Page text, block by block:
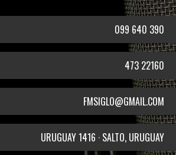
099 640 390
473 22160
FMSIGLO@GMAIL.COM
URUGUAY 1416 · SALTO, URUGUAY